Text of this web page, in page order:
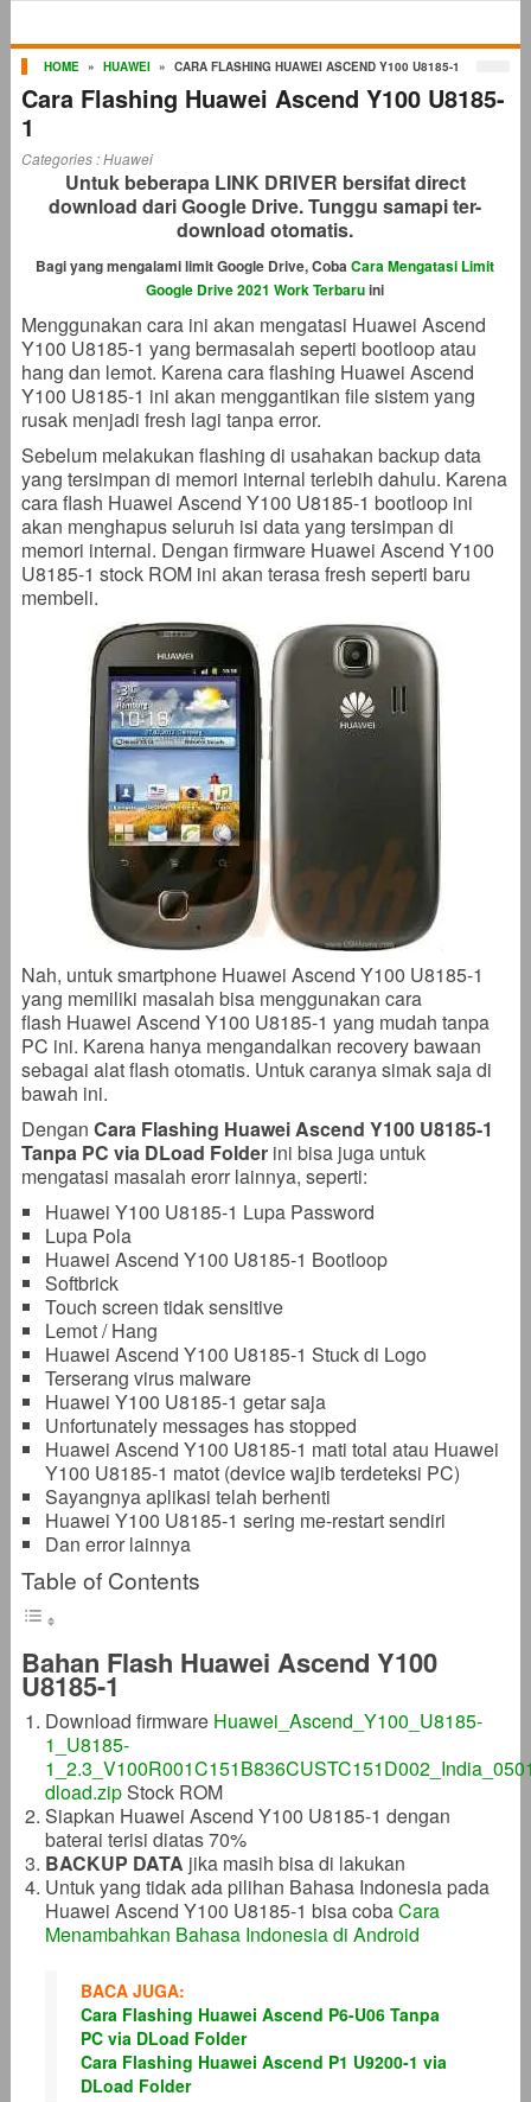
HOME » HUAWEI » CARA FLASHING HUAWEI ASCEND Y100 U8185-1
Cara Flashing Huawei Ascend Y100 U8185-
1
Categories :Huawei
Untuk beberapa LINK DRIVER bersifat direct
download dari Google Drive. Tunggu samapi ter-
download otomatis.
Bagi yang mengalami limit Google Drive, CobaCara Mengatasi Limit
Google Drive 2021 Work Terbaruini
Menggunakan cara ini akan mengatasi Huawei Ascend
Y100 U8185-1 yang bermasalah seperti bootloop atau
hang dan lemot. Karena cara flashing Huawei Ascend
Y100 U8185-1 ini akan menggantikan file sistem yang
rusak menjadi fresh lagi tanpa error.
Sebelum melakukan flashing di usahakan backup data
yang tersimpan di memori internal terlebih dahulu. Karena
cara flash Huawei Ascend Y100 U8185-1 bootloop ini
akan menghapus seluruh isi data yang tersimpan di
memori internal. Dengan firmware Huawei Ascend Y100
U8185-1 stock ROM ini akan terasa fresh seperti baru
membeli.
Nah, untuk smartphone Huawei Ascend Y100 U8185-1
yang memiliki masalah bisa menggunakan cara
flash Huawei Ascend Y100 U8185-1 yang mudah tanpa
PC ini. Karena hanya mengandalkan recovery bawaan
sebagai alat flash otomatis. Untuk caranya simak saja di
bawah ini.
Dengan Cara Flashing Huawei Ascend Y100 U8185-1
Tanpa PC via DLoad Folderini bisa juga untuk
mengatasi masalah erorr lainnya, seperti:
Huawei Y100 U8185-1 Lupa Password
Lupa Pola
Huawei Ascend Y100 U8185-1 Bootloop
Softbrick
Touch screen tidak sensitive
Lemot / Hang
Huawei Ascend Y100 U8185-1 Stuck di Logo
Terserang virus malware
Huawei Y100 U8185-1 getar saja
Unfortunately messages has stopped
Huawei Ascend Y100 U8185-1 mati total atau Huawei
Y100 U8185-1 matot (device wajib terdeteksi PC)
Sayangnya aplikasi telah berhenti
Huawei Y100 U8185-1 sering me-restart sendiri
Dan error lainnya
Table of Contents
Bahan Flash Huawei Ascend Y100
U8185-1
Download firmware Huawei_Ascend_Y100_U8185-
1_U8185-
dload.zipStock ROM
Siapkan Huawei Ascend Y100 U8185-1 dengan
baterai terisi diatas 70%
BACKUP DATA jika masih bisa di lakukan
Untuk yang tidak ada pilihan Bahasa Indonesia pada
Huawei Ascend Y100 U8185-1 bisa cobaCara
Menambahkan Bahasa Indonesia di Android
BACA JUGA:
Cara Flashing Huawei Ascend P6-U06 Tanpa
PC via DLoad Folder
Cara Flashing Huawei Ascend P1 U9200-1 via
DLoad Folder